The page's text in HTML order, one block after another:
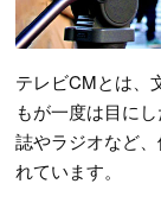
テレビCMとは、
もが一度は目に
誌やラジオなど
れています。